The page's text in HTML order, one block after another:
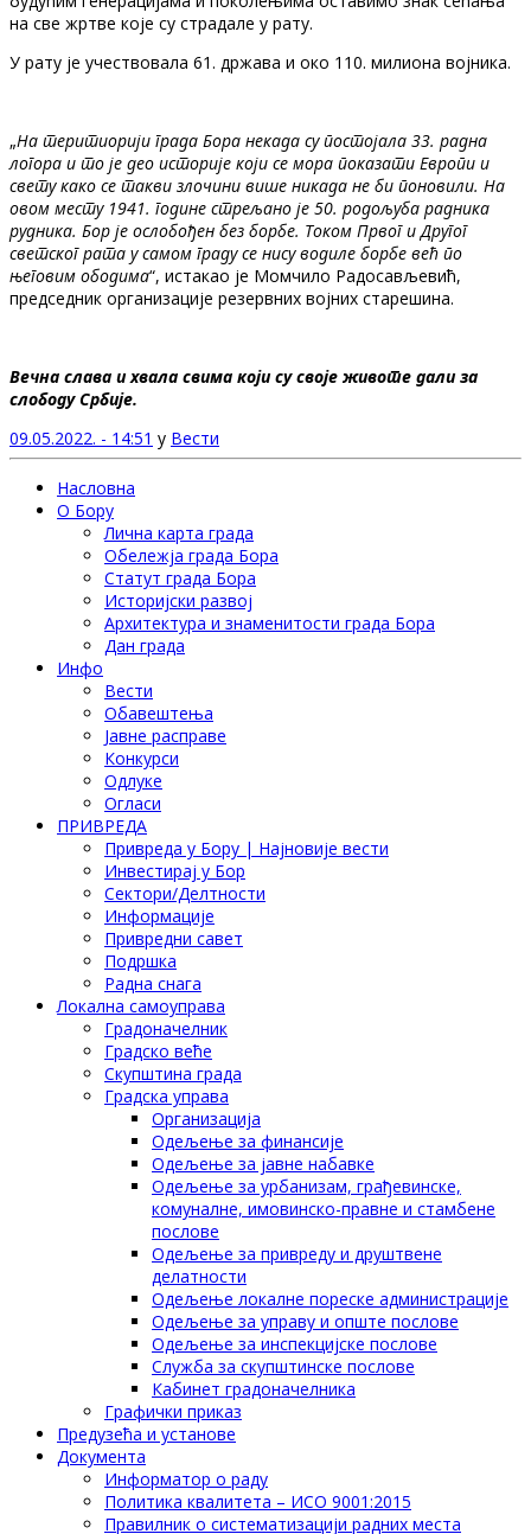
на све жртве које су страдале у рату.
У рату je учествовала 61. држава и око 110. милиона војника.
„На теритиорији града Бора некада су постојала 33. радна
логора и то је део историје који се мора показати Европи и
свету како се такви злочини више никада не би поновили. На
овом месту 1941. године стрељано је 50. родољуба радника
рудника. Бор је ослобођен без борбе. Током Првог и Другог
светског рата у самом граду се нису водиле борбе већ по
његовим ободима“, истакао је Момчило Радосављевић,
председник организације резервних војних старешина.
Вечна слава и хвала свима који су своје животе дали за
слободу Србије.
09.05.2022. - 14:51 у Вести
Насловна
О Бору
Лична карта града
Обележја града Бора
Статут града Бора
Историјски развој
Архитектура и знаменитости града Бора
Дан града
Инфо
Вести
Обавештења
Јавне расправе
Конкурси
Одлуке
Огласи
ПРИВРЕДА
Привреда у Бору | Најновије вести
Инвестирај у Бор
Сектори/Делтности
Информације
Привредни савет
Подршка
Радна снага
Локална самоуправа
Градоначелник
Градско веће
Скупштина града
Градска управа
Организација
Одељење за финансије
Одељење за јавне набавке
Одељење за урбанизам, грађевинске,
комуналне, имовинско-правне и стамбене
послове
Одељење за привреду и друштвене
делатности
Одељење локалне пореске администрације
Одељење за управу и опште послове
Одељење за инспекцијске послове
Служба за скупштинске послове
Кабинет градоначелника
Графички приказ
Предузећа и установе
Документа
Информатор о раду
Политика квалитета – ИСО 9001:2015
Правилник о систематизацији радних места